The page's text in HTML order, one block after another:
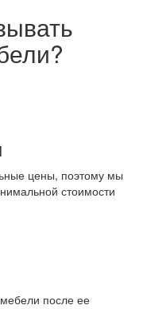
цены, поэтому мы
стоимости
после ее